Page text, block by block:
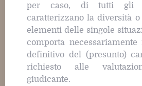
per caso, di tutti gli
caratterizzano la diversità o
elementi delle singole
comporta
definitivo del (presunto)
richiesto alle
giudicante.